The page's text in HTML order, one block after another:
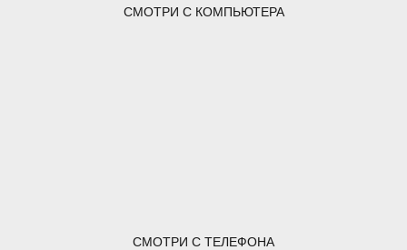
СМОТРИ С КОМПЬЮТЕРА
СМОТРИ С ТЕЛЕФОНА